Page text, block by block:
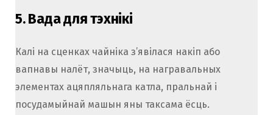
5.Вада для тэхнікі
Калі на сценках чайніка з’явілася накіп або
вапнавы налёт, значыць, на награвальных
элементах ацяпляльнага катла, пральнай і
посудамыйнай машын яны таксама ёсць.